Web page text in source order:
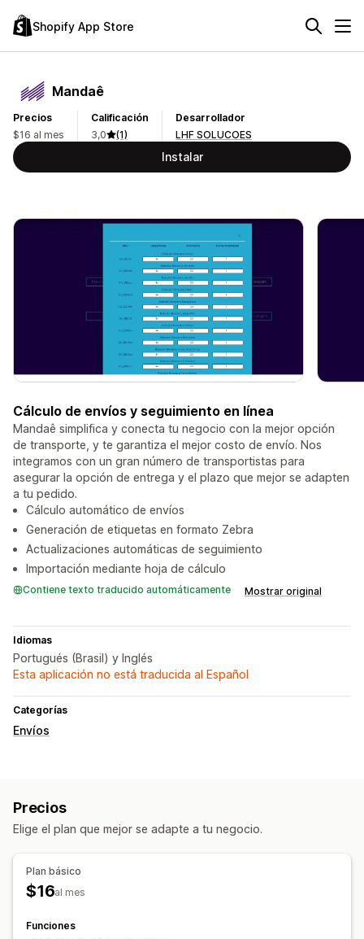
Shopify App Store
Mandaê
Precios
$16 al mes
Calificación
3,0
(1)
Desarrollador
LHF SOLUCOES
Instalar
Cálculo de envíos y seguimiento en línea
Mandaê simplifica y conecta tu negocio con la mejor opción
de transporte, y te garantiza el mejor costo de envío. Nos
integramos con un gran número de transportistas para
asegurar la opción de entrega y el plazo que mejor se adapten
a tu pedido.
Cálculo automático de envíos
Generación de etiquetas en formato Zebra
Actualizaciones automáticas de seguimiento
Importación mediante hoja de cálculo
Contiene texto traducido automáticamente Mostrar original
Idiomas
Portugués (Brasil) y Inglés
Esta aplicación no está traducida al Español
Categorías
Envíos
Precios
Elige el plan que mejor se adapte a tu negocio.
Plan básico
$16al mes
Funciones